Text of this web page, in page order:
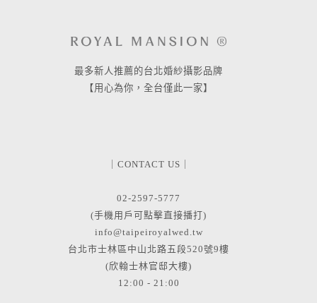
最多新人推薦的台北婚紗攝影品牌
【用心為你，全台僅此一家】
｜CONTACT US｜
02-2597-5777
(手機用戶可點擊直接播打)
info@taipeiroyalwed.tw
台北市士林區中山北路五段520號9樓
(欣翰士林官邸大樓)
12:00 - 21:00